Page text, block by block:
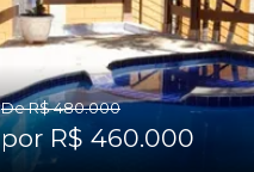
De R$ 480.000
por R$ 460.000